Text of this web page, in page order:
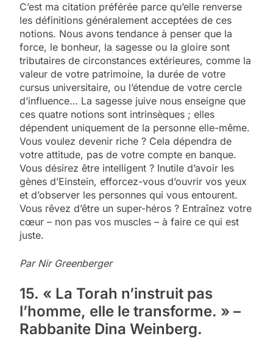
C’est ma citation préférée parce qu’elle renverse
les définitions généralement acceptées de ces
notions. Nous avons tendance à penser que la
force, le bonheur, la sagesse ou la gloire sont
tributaires de circonstances extérieures, comme la
valeur de votre patrimoine, la durée de votre
cursus universitaire, ou l’étendue de votre cercle
d’influence… La sagesse juive nous enseigne que
ces quatre notions sont intrinsèques ; elles
dépendent uniquement de la personne elle-même.
Vous voulez devenir riche ? Cela dépendra de
votre attitude, pas de votre compte en banque.
Vous désirez être intelligent ? Inutile d’avoir les
gènes d’Einstein, efforcez-vous d’ouvrir vos yeux
et d’observer les personnes qui vous entourent.
Vous rêvez d’être un super-héros ? Entraînez votre
cœur – non pas vos muscles – à faire ce qui est
juste.
Par Nir Greenberger
15. « La Torah n’instruit pas
l’homme, elle le transforme. » –
Rabbanite Dina Weinberg.